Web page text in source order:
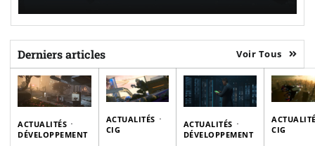
Derniers articles Voir Tous
ACTUALITÉS
DÉVELOPPEMENT
ACTUALITÉS
CIG
ACTUALITÉS
DÉVELOPPEMENT
CIG